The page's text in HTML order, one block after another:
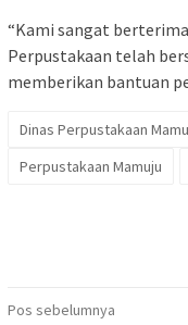
“Kami sangat
Perpustakaan telah
memberikan bantuan
Dinas Perpustakaan
Perpustakaan Mamuju
Navigasi
Pos sebelumnya